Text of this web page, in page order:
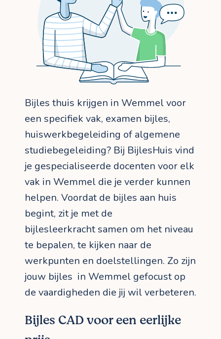
Bijles thuis krijgen in Wemmel voor
een specifiek vak, examen bijles,
huiswerkbegeleiding of algemene
studiebegeleiding? Bij BijlesHuis vind
je gespecialiseerde docenten voor elk
vak in Wemmel die je verder kunnen
helpen. Voordat de bijles aan huis
begint, zit je met de
bijlesleerkracht samen om het niveau
te bepalen, te kijken naar de
werkpunten en doelstellingen. Zo zijn
jouw bijles in Wemmel gefocust op
de vaardigheden die jij wil verbeteren.
Bijles CAD voor een eerlijke